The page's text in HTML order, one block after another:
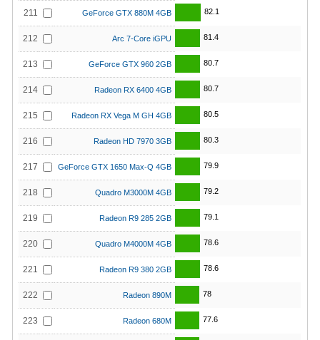
211 GeForce GTX 880M 4GB 82.1
212 Arc 7-Core iGPU 81.4
213 GeForce GTX 960 2GB 80.7
214 Radeon RX 6400 4GB 80.7
215 Radeon RX Vega M GH 4GB 80.5
216 Radeon HD 7970 3GB 80.3
217 GeForce GTX 1650 Max-Q 4GB 79.9
218 Quadro M3000M 4GB 79.2
219 Radeon R9 285 2GB 79.1
220 Quadro M4000M 4GB 78.6
221 Radeon R9 380 2GB 78.6
222 Radeon 890M 78
223 Radeon 680M 77.6